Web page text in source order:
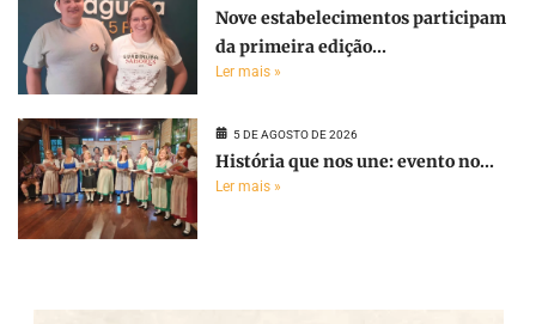
Nove estabelecimentos participam
da primeira edição...
Ler mais »
5 DE AGOSTO DE 2026
História que nos une: evento no...
Ler mais »